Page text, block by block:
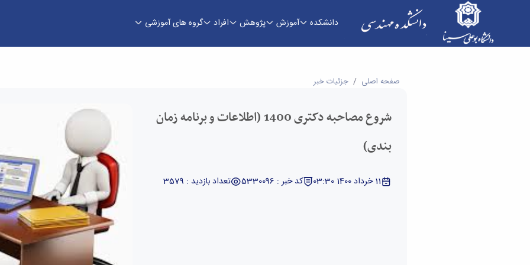
دانشکده آموزش پژوهش افراد گروه های آموزشی
صفحه اصلی جزئیات خبر
شروع مصاحبه دکتری 1400 (اطلاعات و برنامه زمان
بندی)
11 خرداد 1400 03:30 کد خبر : 5330096 تعداد بازدید : 3579